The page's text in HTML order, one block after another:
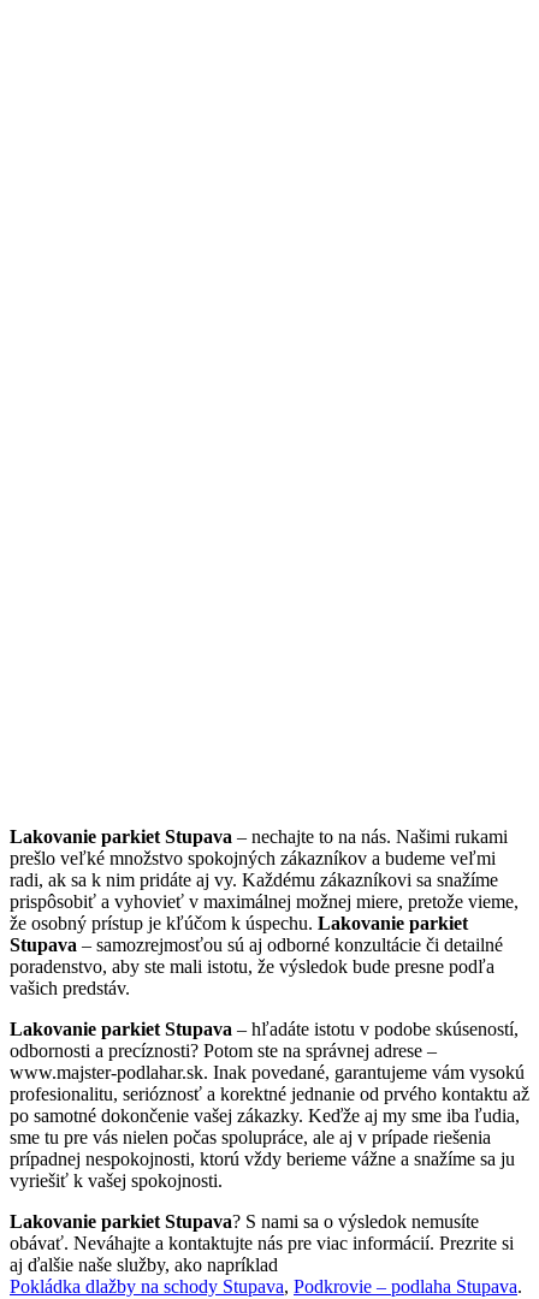
Lakovanie parkiet Stupava – nechajte to na nás. Našimi rukami
prešlo veľké množstvo spokojných zákazníkov a budeme veľmi
radi, ak sa k nim pridáte aj vy. Každému zákazníkovi sa snažíme
prispôsobiť a vyhovieť v maximálnej možnej miere, pretože vieme,
že osobný prístup je kľúčom k úspechu. Lakovanie parkiet
Stupava – samozrejmosťou sú aj odborné konzultácie či detailné
poradenstvo, aby ste mali istotu, že výsledok bude presne podľa
vašich predstáv.
Lakovanie parkiet Stupava – hľadáte istotu v podobe skúseností,
odbornosti a precíznosti? Potom ste na správnej adrese –
www.majster-podlahar.sk. Inak povedané, garantujeme vám vysokú
profesionalitu, serióznosť a korektné jednanie od prvého kontaktu až
po samotné dokončenie vašej zákazky. Keďže aj my sme iba ľudia,
sme tu pre vás nielen počas spolupráce, ale aj v prípade riešenia
prípadnej nespokojnosti, ktorú vždy berieme vážne a snažíme sa ju
vyriešiť k vašej spokojnosti.
Lakovanie parkiet Stupava? S nami sa o výsledok nemusíte
obávať. Neváhajte a kontaktujte nás pre viac informácií. Prezrite si
aj ďalšie naše služby, ako napríklad
Pokládka dlažby na schody Stupava, Podkrovie – podlaha Stupava.